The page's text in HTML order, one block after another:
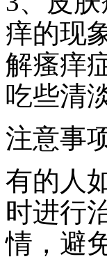
痒的现
解瘙痒
吃些清
注意事
有的人
时进行
情，避